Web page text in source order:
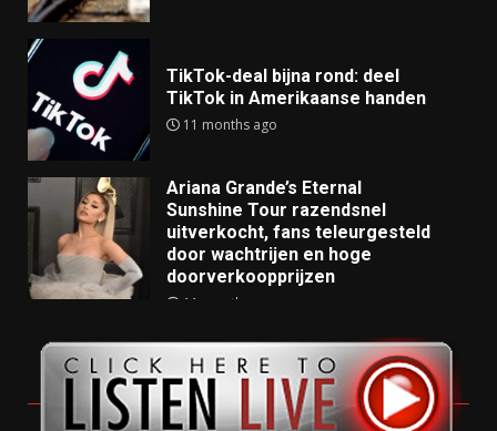
TikTok-deal bijna rond: deel
TikTok in Amerikaanse handen
11 months ago
Ariana Grande’s Eternal
Sunshine Tour razendsnel
uitverkocht, fans teleurgesteld
door wachtrijen en hoge
doorverkoopprijzen
11 months ago